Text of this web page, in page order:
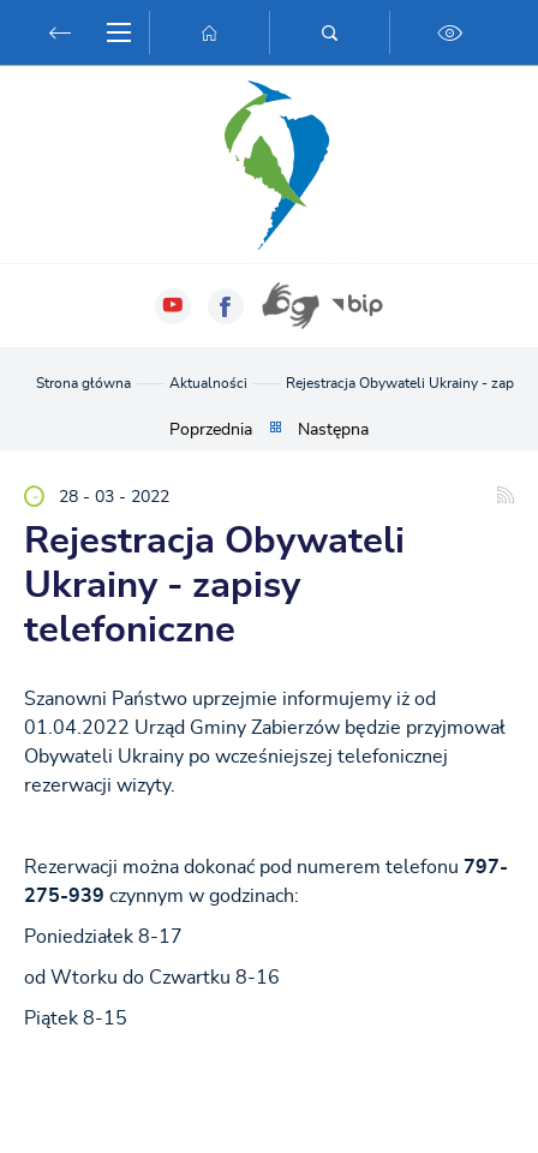
Przejdź do wyszukiwarki.
Przejdź do ustawień wielkości czcionki.
Włącz wersję kontrastową strony.
Strona główna Aktualności Rejestracja Obywateli Ukrainy - zapisy
Poprzednia Następna
28 - 03 - 2022
Rejestracja Obywateli
Ukrainy - zapisy
telefoniczne
Szanowni Państwo uprzejmie informujemy iż od
01.04.2022 Urząd Gminy Zabierzów będzie przyjmował
Obywateli Ukrainy po wcześniejszej telefonicznej
rezerwacji wizyty.
Rezerwacji można dokonać pod numerem telefonu 797-
275-939 czynnym w godzinach:
Poniedziałek 8-17
od Wtorku do Czwartku 8-16
Piątek 8-15